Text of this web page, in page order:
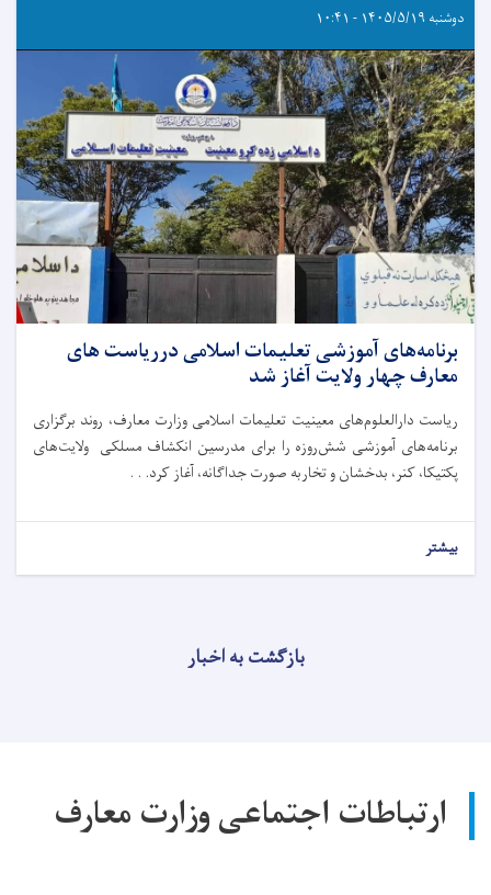
دوشنبه ۱۴۰۵/۵/۱۹ - ۱۰:۴۱
برنامه‌های آموزشی تعلیمات اسلامی درریاست های
معارف چهار ولایت آغاز شد
ریاست دارالعلوم‌های معینیت تعلیمات اسلامی وزارت معارف، روند برگزاری
برنامه‌های آموزشی شش‌روزه را برای مدرسین انکشاف مسلکی ولایت‌های
پکتیکا، کنر، بدخشان و تخاربه صورت جداگانه، آغاز کرد. . .
بیشتر
بازگشت به اخبار
ارتباطات اجتماعی وزارت معارف